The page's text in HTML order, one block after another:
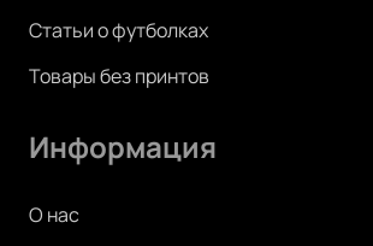
Статьи о футболках
Товары без принтов
Информация
О нас